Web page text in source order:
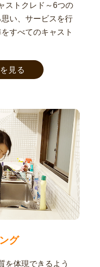
ストクレド～6つの
い、サービスを行
すべてのキャスト
見る
グ
を体現できるよう